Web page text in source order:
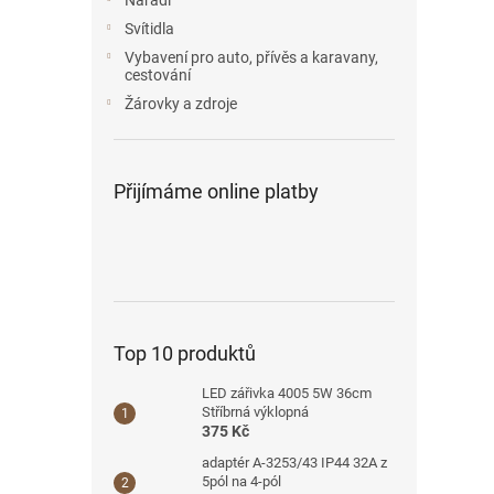
Svítidla
Vybavení pro auto, přívěs a karavany,
cestování
Žárovky a zdroje
Přijímáme online platby
Top 10 produktů
LED zářivka 4005 5W 36cm
Stříbrná výklopná
375 Kč
adaptér A-3253/43 IP44 32A z
5pól na 4-pól